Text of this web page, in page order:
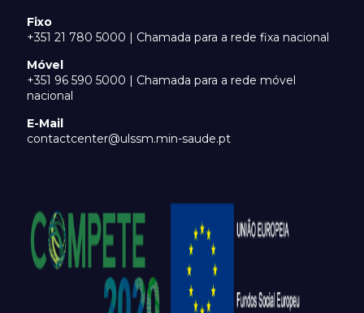
Fixo
+351 21 780 5000 | Chamada para a rede fixa nacional
Móvel
+351 96 590 5000 | Chamada para a rede móvel
nacional
E-Mail
contactcenter@ulssm.min-saude.pt